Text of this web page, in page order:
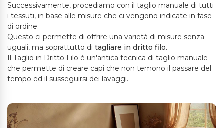
Successivamente, procediamo con il taglio manuale di tutti
i tessuti, in base alle misure che ci vengono indicate in fase
di ordine.
Questo ci permette di offrire una varietà di misure senza
uguali, ma soprattutto di tagliare in dritto filo.
Il Taglio in Dritto Filo è un'antica tecnica di taglio manuale
che permette di creare capi che non temono il passare del
tempo ed il susseguirsi dei lavaggi.